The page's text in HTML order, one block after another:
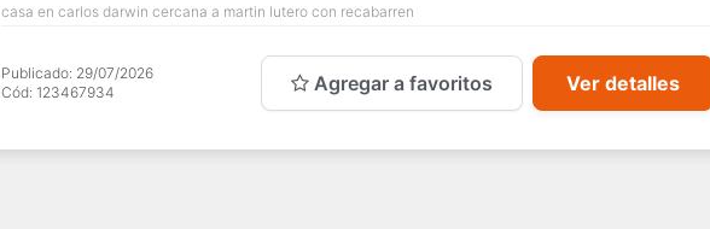
casa en carlos darwin cercana a martin lutero con recabarren
Publicado: 29/07/2026
Cód: 123467934 Agregar a favoritos Ver detalles